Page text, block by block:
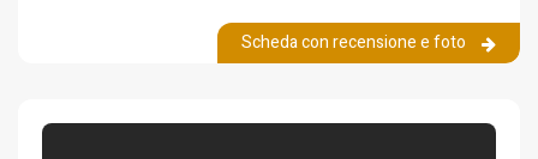
Scheda con recensione e foto